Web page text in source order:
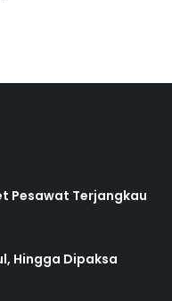
Pesawat Terjangkau
Hingga Dipaksa